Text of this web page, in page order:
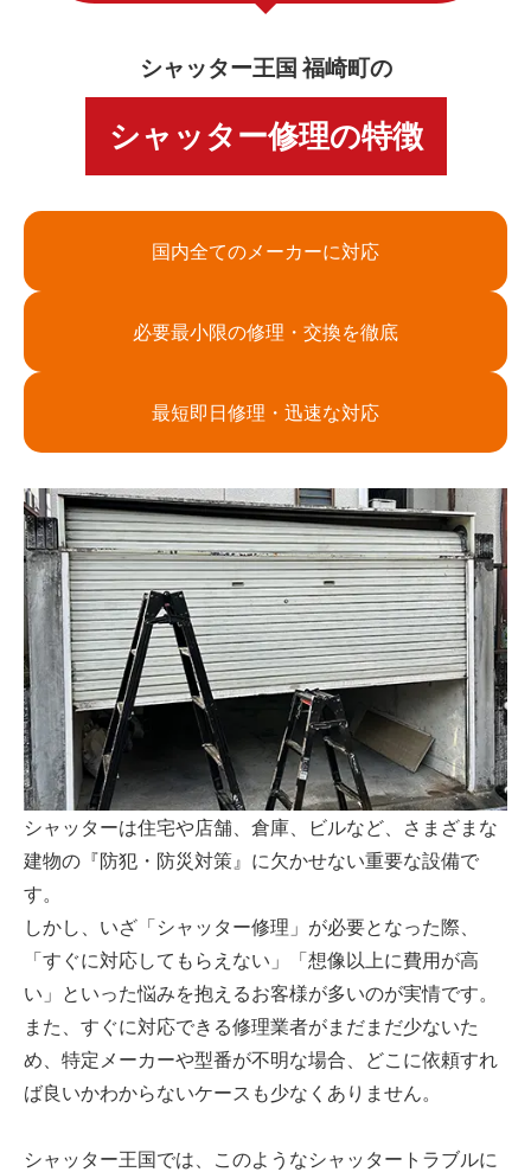
シャッター王国 福崎町の
シャッター修理の特徴
国内全てのメーカーに対応
必要最小限の修理・交換を徹底
最短即日修理・迅速な対応
シャッターは住宅や店舗、倉庫、ビルなど、さまざまな
建物の『防犯・防災対策』に欠かせない重要な設備で
す。
しかし、いざ「シャッター修理」が必要となった際、
「すぐに対応してもらえない」「想像以上に費用が高
い」といった悩みを抱えるお客様が多いのが実情です。
また、すぐに対応できる修理業者がまだまだ少ないた
め、特定メーカーや型番が不明な場合、どこに依頼すれ
ば良いかわからないケースも少なくありません。
シャッター王国では、このようなシャッタートラブルに